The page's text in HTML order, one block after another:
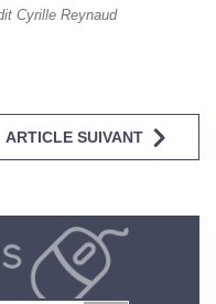
Cyrille Reynaud
ARTICLE SUIVANT